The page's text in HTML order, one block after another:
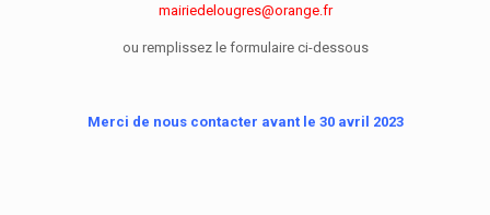
mairiedelougres@orange.fr
ou remplissez le formulaire ci-dessous
Merci de nous contacter avant le 30 avril 2023